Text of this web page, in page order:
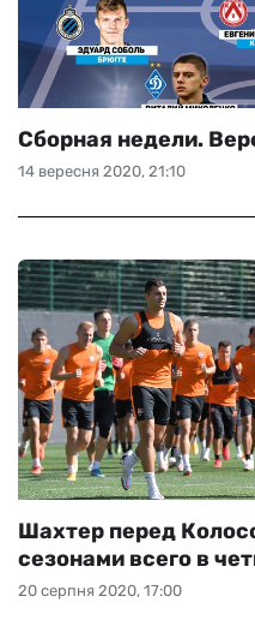
14 вересня 2020, 21:10
Сборная недели.
20 серпня 2020, 17:00
Шахтер перед
сезонами всего в